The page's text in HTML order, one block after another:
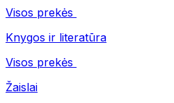
Visos prekės
Knygos ir literatūra
Visos prekės
Žaislai